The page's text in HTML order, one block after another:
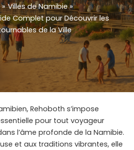
Villes de Namibie
Complet pour Découvrir les
de la Ville
Rehoboth s’impose
pour tout voyageur
l’âme profonde de la Namibie.
et aux traditions vibrantes, elle